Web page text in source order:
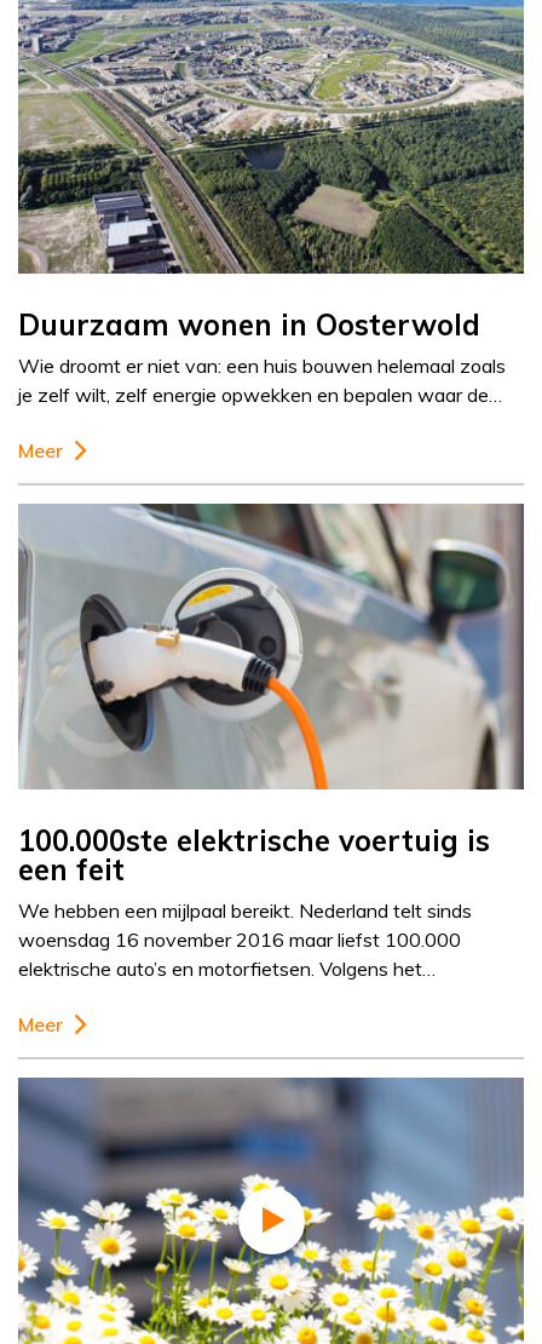
Duurzaam wonen in Oosterwold
Wie droomt er niet van: een huis bouwen helemaal zoals
je zelf wilt, zelf energie opwekken en bepalen waar de…
Meer
100.000ste elektrische voertuig is
een feit
We hebben een mijlpaal bereikt. Nederland telt sinds
woensdag 16 november 2016 maar liefst 100.000
elektrische auto’s en motorfietsen. Volgens het…
Meer